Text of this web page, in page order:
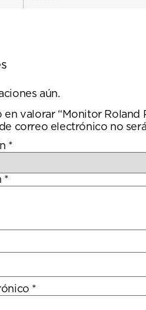
aún.
en valorar “Monitor Roland
correo electrónico no
*
*
*